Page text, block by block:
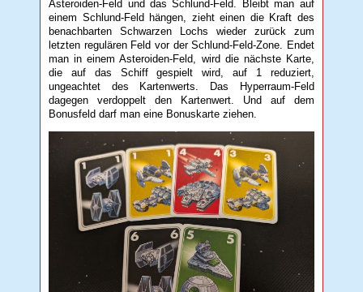
Asteroiden-Feld und das Schlund-Feld. Bleibt man auf
einem Schlund-Feld hängen, zieht einen die Kraft des
benachbarten Schwarzen Lochs wieder zurück zum
letzten regulären Feld vor der Schlund-Feld-Zone. Endet
man in einem Asteroiden-Feld, wird die nächste Karte,
die auf das Schiff gespielt wird, auf 1 reduziert,
ungeachtet des Kartenwerts. Das Hyperraum-Feld
dagegen verdoppelt den Kartenwert. Und auf dem
Bonusfeld darf man eine Bonuskarte ziehen.